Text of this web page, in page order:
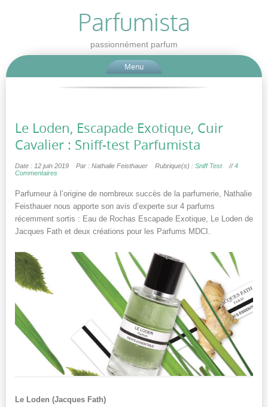
Parfumista
passionnément parfum
Menu
Le Loden, Escapade Exotique, Cuir
Cavalier : Sniff-test Parfumista
Date : 12 juin 2019 Par : Nathalie Feisthauer Rubrique(s) : Sniff Test //4
Commentaires
Parfumeur à l’origine de nombreux succès de la parfumerie, Nathalie
Feisthauer nous apporte son avis d’experte sur 4 parfums
récemment sortis : Eau de Rochas Escapade Exotique, Le Loden de
Jacques Fath et deux créations pour les Parfums MDCI.
Le Loden (Jacques Fath)